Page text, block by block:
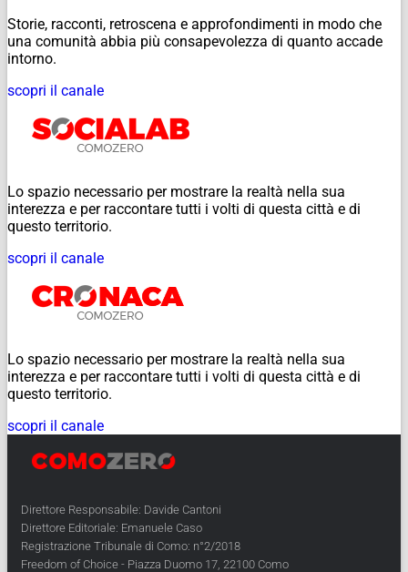
Storie, racconti, retroscena e approfondimenti in modo che
una comunità abbia più consapevolezza di quanto accade
intorno.
scopri il canale
Lo spazio necessario per mostrare la realtà nella sua
interezza e per raccontare tutti i volti di questa città e di
questo territorio.
scopri il canale
Lo spazio necessario per mostrare la realtà nella sua
interezza e per raccontare tutti i volti di questa città e di
questo territorio.
scopri il canale
Direttore Responsabile: Davide Cantoni
Direttore Editoriale: Emanuele Caso
Registrazione Tribunale di Como: n°2/2018
Freedom of Choice - Piazza Duomo 17, 22100 Como